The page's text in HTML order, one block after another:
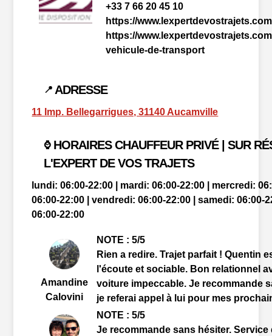
+33 7 66 20 45 10
https://
https://
vehicule-de-transport
📍 ADRESSE
11 Imp. Bellegarrigues, 31140 Aucamville
⌚HORAIRES CHAUFFEUR PRIVÉ | SUR
L'EXPERT DE VOS TRAJETS
lundi: 06:00-22:00 | mardi: 06:00-22:00 | mercredi:
06:00-22:00 | vendredi: 06:00-22:00 | samedi: 06:00-
06:00-22:00
Amandine
Calovini
NOTE : 5/5
Rien a redire. Trajet parfait ! Quentin
l'écoute et sociable. Bon relationnel
voiture impeccable. Je recommande
je referai appel à lui pour mes
NOTE : 5/5
Je recommande sans hésiter.